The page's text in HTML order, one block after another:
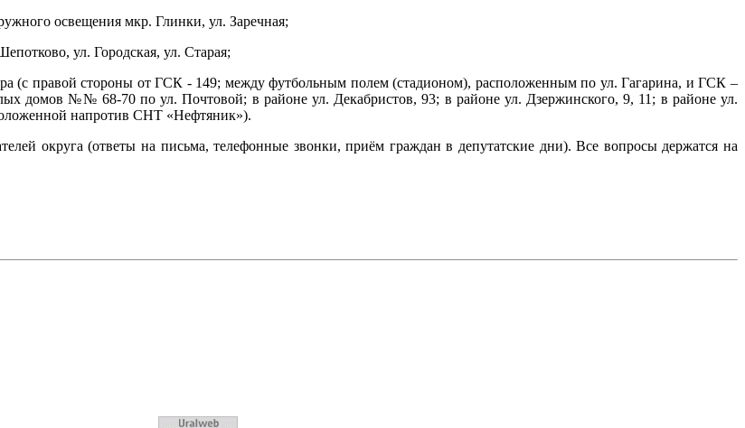
освещения мкр. Глинки, ул. Заречная;
ул. Городская, ул. Старая;
(с правой стороны от ГСК - 149; между футбольным полем (стадионом), расположенным по ул. Гагарина, и ГСК –
домов №№ 68-70 по ул. Почтовой; в районе ул. Декабристов, 93; в районе ул. Дзержинского, 9, 11; в районе ул.
напротив СНТ «Нефтяник»).
округа (ответы на письма, телефонные звонки, приём граждан в депутатские дни). Все вопросы держатся на